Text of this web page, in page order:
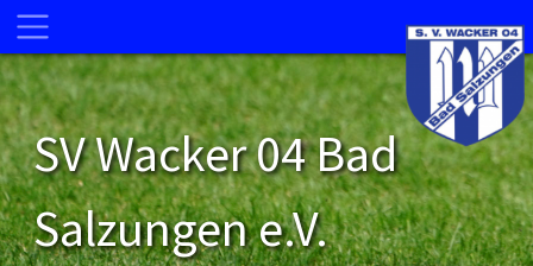
SV Wacker 04 Bad
Salzungen e.V.